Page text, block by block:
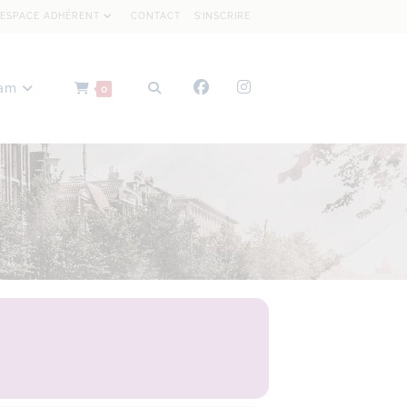
ESPACE ADHÉRENT CONTACT S’INSCRIRE
0